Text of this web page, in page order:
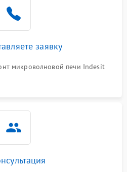
заявку
микроволновой печи Indesit